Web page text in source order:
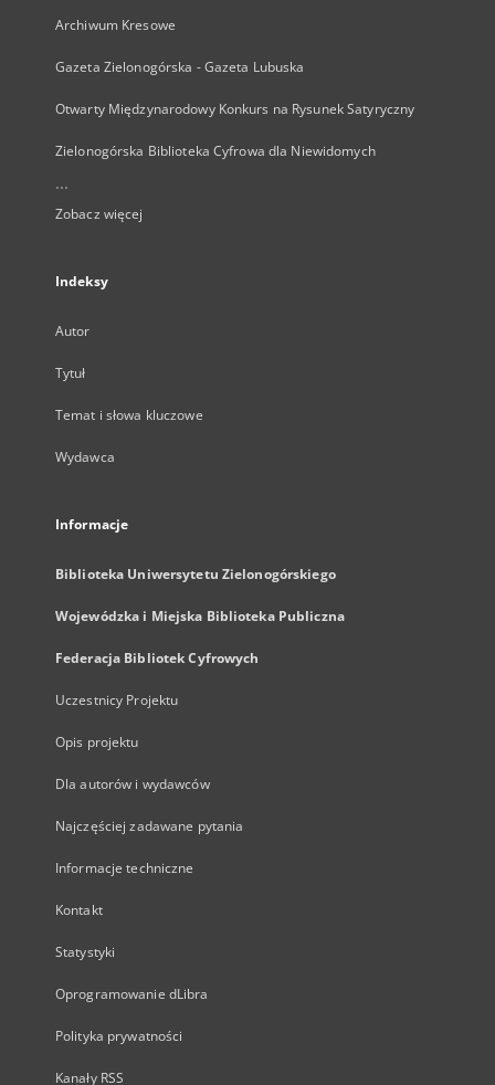
Archiwum Kresowe
Gazeta Zielonogórska - Gazeta Lubuska
Otwarty Międzynarodowy Konkurs na Rysunek Satyryczny
Zielonogórska Biblioteka Cyfrowa dla Niewidomych
...
Zobacz więcej
Indeksy
Autor
Tytuł
Temat i słowa kluczowe
Wydawca
Informacje
Biblioteka Uniwersytetu Zielonogórskiego
Wojewódzka i Miejska Biblioteka Publiczna
Federacja Bibliotek Cyfrowych
Uczestnicy Projektu
Opis projektu
Dla autorów i wydawców
Najczęściej zadawane pytania
Informacje techniczne
Kontakt
Statystyki
Oprogramowanie dLibra
Polityka prywatności
Kanały RSS